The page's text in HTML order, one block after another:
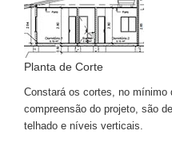
Planta de Corte
Constará os cortes, no mínimo
compreensão do projeto, são
telhado e níveis verticais.